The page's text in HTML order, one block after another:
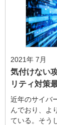
2021年 7月
気付けない
リティ対策
近年のサイバ
んでおり、よ
ている。そう